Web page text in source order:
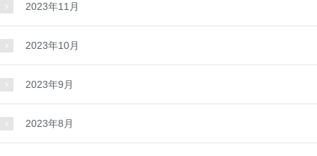
2023年11月
2023年10月
2023年9月
2023年8月